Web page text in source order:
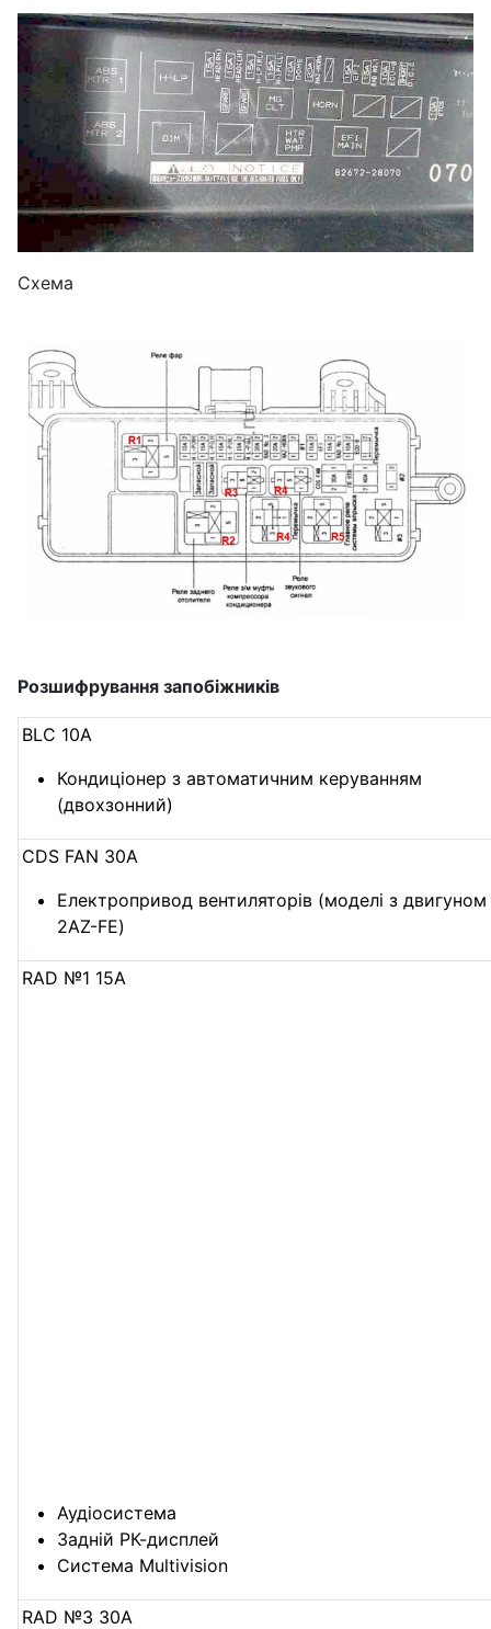
Схема
Розшифрування запобіжників
BLC 10А
Кондиціонер з автоматичним керуванням
(двохзонний)
CDS FAN 30А
Електропривод вентиляторів (моделі з двигуном
2AZ-FE)
RAD №1 15А
Аудіосистема
Задній РК-дисплей
Система Multivision
RAD №3 30А